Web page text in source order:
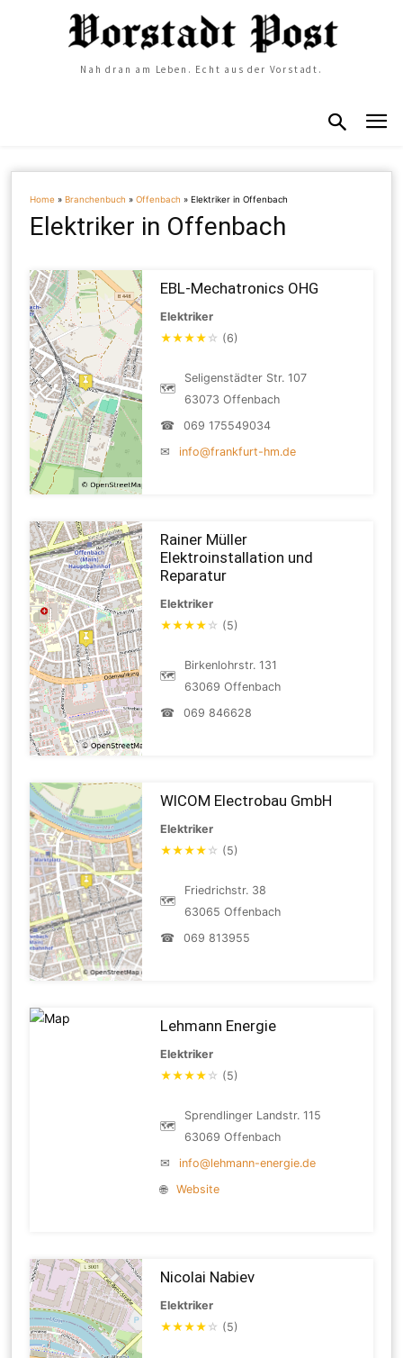
Nah dran am Leben. Echt aus der Vorstadt.
Home »Branchenbuch »Offenbach »Elektriker in Offenbach
Elektriker in Offenbach
EBL-Mechatronics OHG
Elektriker
★★★★ ☆ (6)
🗺
Seligenstädter Str. 107
63073 Offenbach
☎
069 175549034
✉
info@frankfurt-hm.de
Rainer Müller
Elektroinstallation und
Reparatur
Elektriker
★★★★ ☆ (5)
🗺
Birkenlohrstr. 131
63069 Offenbach
☎
069 846628
WICOM Electrobau GmbH
Elektriker
★★★★ ☆ (5)
🗺
Friedrichstr. 38
63065 Offenbach
☎
069 813955
Lehmann Energie
Elektriker
★★★★ ☆ (5)
🗺
Sprendlinger Landstr. 115
63069 Offenbach
✉
info@lehmann-energie.de
🌐
Website
Nicolai Nabiev
Elektriker
★★★★ ☆ (5)